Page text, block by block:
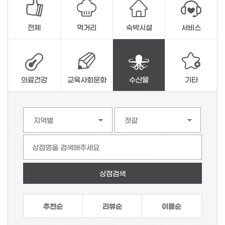
전체 먹거리 숙박시설 서비스
의료건강 교육사회문화 수산물 기타
상점명을 검색해주세요
추천순 리뷰순 이름순